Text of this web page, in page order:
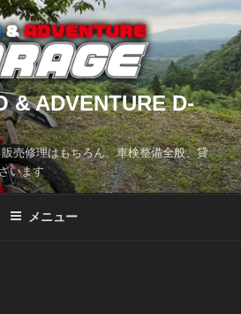
& ADVENTURE D-
売修理はもちろん、車検整備全般、貸
います
メニュー